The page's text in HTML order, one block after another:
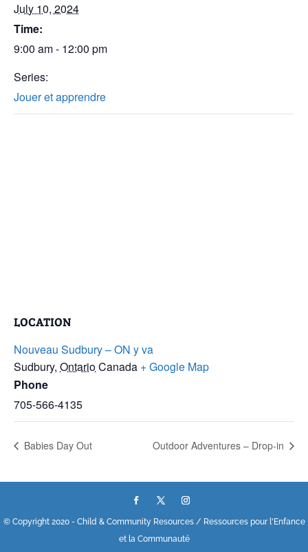
July 10, 2024
Time:
9:00 am - 12:00 pm
Series:
Jouer et apprendre
LOCATION
Nouveau Sudbury – ON y va
Sudbury, OntarioCanada + Google Map
Phone
705-566-4135
Babies Day Out Outdoor Adventures – Drop-in
© Copyright 2020 - Child & Community Resources / Ressources pour l'Enfance
et la Communauté